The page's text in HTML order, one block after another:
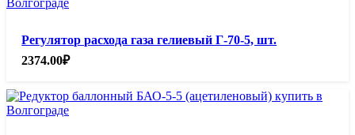
Регулятор расхода газа гелиевый Г-70-5, шт.
2374.00₽